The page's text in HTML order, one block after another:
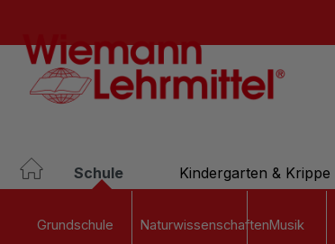
Schule Kindergarten & Krippe
Grundschule NaturwissenschaftenMusik